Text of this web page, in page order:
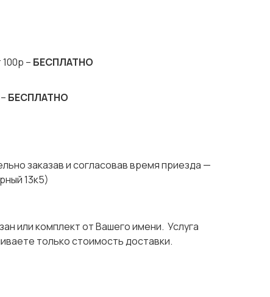
– БЕСПЛАТНО
БЕСПЛАТНО
заказав и согласовав время приезда —
13к5)
или комплект от Вашего имени. Услуга
только стоимость доставки.